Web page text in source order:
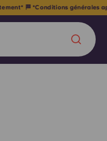
🏁 *Conditions générales